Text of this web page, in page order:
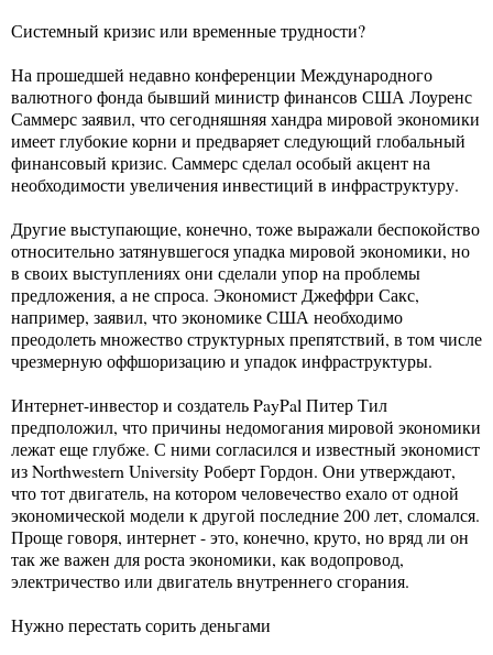
Системный кризис или временные трудности?
На прошедшей недавно конференции Международного
валютного фонда бывший министр финансов США Лоуренс
Саммерс заявил, что сегодняшняя хандра мировой экономики
имеет глубокие корни и предваряет следующий глобальный
финансовый кризис. Саммерс сделал особый акцент на
необходимости увеличения инвестиций в инфраструктуру.
Другие выступающие, конечно, тоже выражали беспокойство
относительно затянувшегося упадка мировой экономики, но
в своих выступлениях они сделали упор на проблемы
предложения, а не спроса. Экономист Джеффри Сакс,
например, заявил, что экономике США необходимо
преодолеть множество структурных препятствий, в том числе
чрезмерную оффшоризацию и упадок инфраструктуры.
Интернет-инвестор и создатель PayPal Питер Тил
предположил, что причины недомогания мировой экономики
лежат еще глубже. С ними согласился и известный экономист
из Northwestern University Роберт Гордон. Они утверждают,
что тот двигатель, на котором человечество ехало от одной
экономической модели к другой последние 200 лет, сломался.
Проще говоря, интернет - это, конечно, круто, но вряд ли он
так же важен для роста экономики, как водопровод,
электричество или двигатель внутреннего сгорания.
Нужно перестать сорить деньгами